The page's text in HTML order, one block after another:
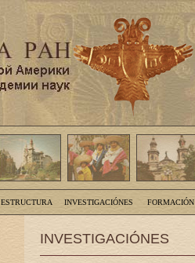
ESTRUCTURA INVESTIGACIÓNES FORMACIÓN
INVESTIGACIÓNES